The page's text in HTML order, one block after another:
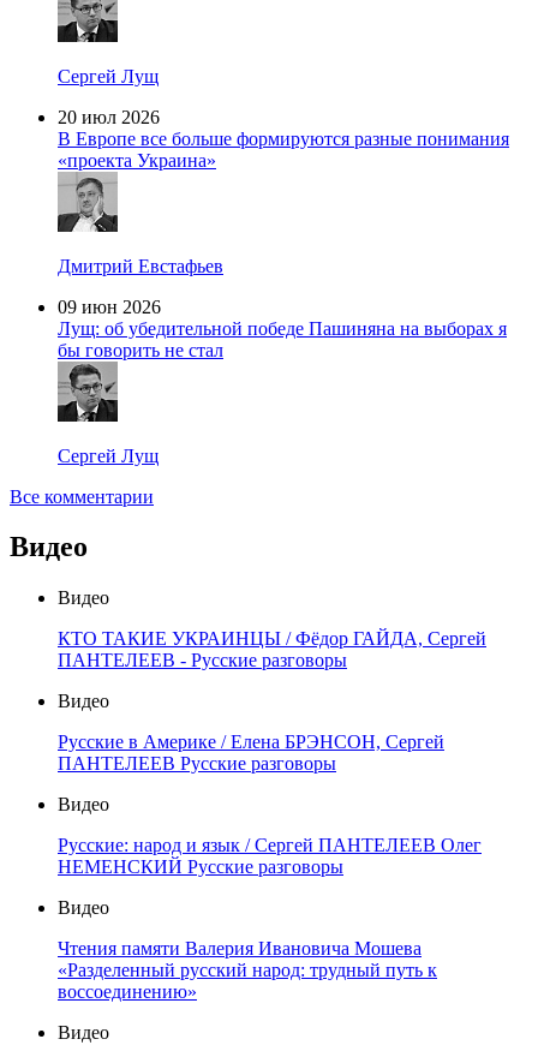
Сергей Лущ
20 июл 2026
В Европе все больше формируются разные понимания
«проекта Украина»
Дмитрий Евстафьев
09 июн 2026
Лущ: об убедительной победе Пашиняна на выборах я
бы говорить не стал
Сергей Лущ
Все комментарии
Видео
Видео
КТО ТАКИЕ УКРАИНЦЫ / Фёдор ГАЙДА, Сергей
ПАНТЕЛЕЕВ - Русские разговоры
Видео
Русские в Америке / Елена БРЭНСОН, Сергей
ПАНТЕЛЕЕВ Русские разговоры
Видео
Русские: народ и язык / Сергей ПАНТЕЛЕЕВ Олег
НЕМЕНСКИЙ Русские разговоры
Видео
Чтения памяти Валерия Ивановича Мошева
«Разделенный русский народ: трудный путь к
воссоединению»
Видео